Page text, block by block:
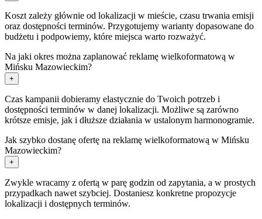
Koszt zależy głównie od lokalizacji w mieście, czasu trwania emisji
oraz dostępności terminów. Przygotujemy warianty dopasowane do
budżetu i podpowiemy, które miejsca warto rozważyć.
Na jaki okres można zaplanować reklamę wielkoformatową w
Mińsku Mazowieckim?
+
Czas kampanii dobieramy elastycznie do Twoich potrzeb i
dostępności terminów w danej lokalizacji. Możliwe są zarówno
krótsze emisje, jak i dłuższe działania w ustalonym harmonogramie.
Jak szybko dostanę ofertę na reklamę wielkoformatową w Mińsku
Mazowieckim?
+
Zwykle wracamy z ofertą w parę godzin od zapytania, a w prostych
przypadkach nawet szybciej. Dostaniesz konkretne propozycje
lokalizacji i dostępnych terminów.